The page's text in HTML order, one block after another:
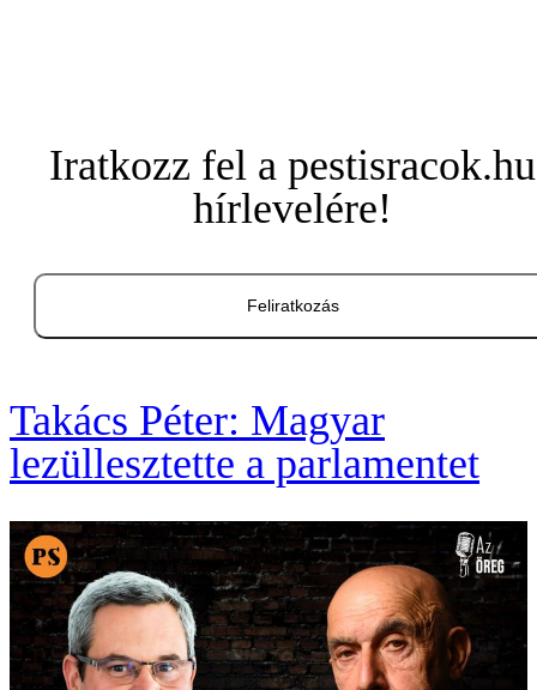
Iratkozz fel a pestisracok.hu
hírlevelére!
Feliratkozás
Takács Péter: Magyar
lezüllesztette a parlamentet